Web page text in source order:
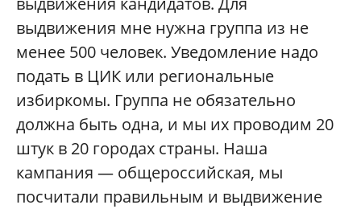
выдвижения мне нужна группа из не
менее 500 человек. Уведомление надо
подать в ЦИК или региональные
избиркомы. Группа не обязательно
должна быть одна, и мы их проводим 20
штук в 20 городах страны. Наша
кампания — общероссийская, мы
посчитали правильным и выдвижение